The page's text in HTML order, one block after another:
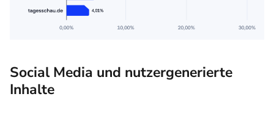
Social Media und nutzergenerierte
Inhalte